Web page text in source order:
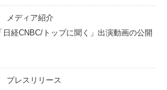
メディア紹介
日経CNBC/トップに聞く」出演動画の公開
プレスリリース